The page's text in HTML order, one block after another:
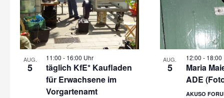
AUG.
5
11:00 - 16:00 Uhr
täglich KfE* Kaufladen
für Erwachsene im
Vorgartenamt
AUG.
5
12:00 - 18:00
Maria
ADE
AKUSO